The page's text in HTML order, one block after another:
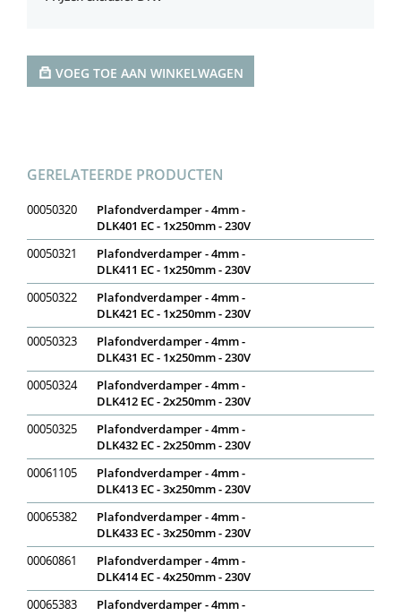
VOEG TOE AAN WINKELWAGEN
GERELATEERDE PRODUCTEN
00050320
Plafondverdamper - 4mm -
DLK401 EC - 1x250mm - 230V
00050321
Plafondverdamper - 4mm -
DLK411 EC - 1x250mm - 230V
00050322
Plafondverdamper - 4mm -
DLK421 EC - 1x250mm - 230V
00050323
Plafondverdamper - 4mm -
DLK431 EC - 1x250mm - 230V
00050324
Plafondverdamper - 4mm -
DLK412 EC - 2x250mm - 230V
00050325
Plafondverdamper - 4mm -
DLK432 EC - 2x250mm - 230V
00061105
Plafondverdamper - 4mm -
DLK413 EC - 3x250mm - 230V
00065382
Plafondverdamper - 4mm -
DLK433 EC - 3x250mm - 230V
00060861
Plafondverdamper - 4mm -
DLK414 EC - 4x250mm - 230V
00065383
Plafondverdamper - 4mm -